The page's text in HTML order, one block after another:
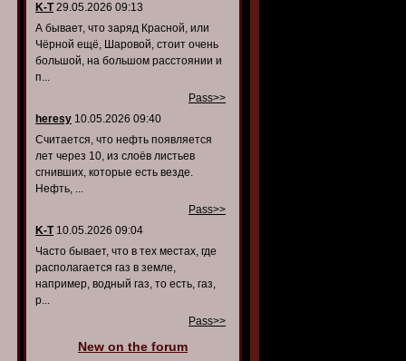
K-T29.05.2026 09:13
А бывает, что заряд Красной, или
Чёрной ещё, Шаровой, стоит очень
большой, на большом расстоянии и
п...
Pass>>
heresy 10.05.2026 09:40
Считается, что нефть появляется
лет через 10, из слоёв листьев
сгнивших, которые есть везде.
Нефть, ...
Pass>>
K-T10.05.2026 09:04
Часто бывает, что в тех местах, где
располагается газ в земле,
например, водный газ, то есть, газ,
р...
Pass>>
New on the forum